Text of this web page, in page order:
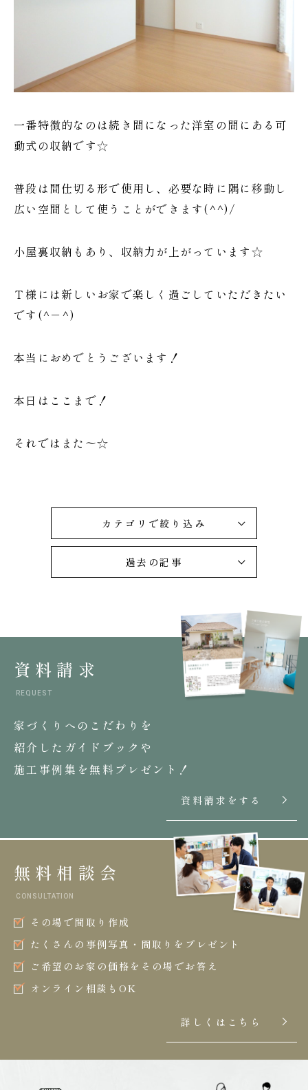
一番特徴的なのは続き間になった洋室の間にある可
動式の収納です☆
普段は間仕切る形で使用し、必要な時に隅に移動し
広い空間として使うことができます(^^)/
小屋裏収納もあり、収納力が上がっています☆
Ｔ様には新しいお家で楽しく過ごしていただきたい
です(^－^)
本当におめでとうございます！
本日はここまで！
それではまた～☆
カテゴリで絞り込み
過去の記事
資料請求
REQUEST
家づくりへのこだわりを
紹介したガイドブックや
施工事例集を無料プレゼント！
資料請求をする
無料相談会
CONSULTATION
その場で間取り作成
たくさんの事例写真・間取りをプレゼント
ご希望のお家の価格をその場でお答え
オンライン相談もOK
詳しくはこちら